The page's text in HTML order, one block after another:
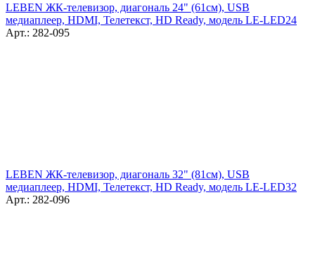
LEBEN ЖК-телевизор, диагональ 24" (61см), USB
медиаплеер, HDMI, Телетекст, HD Ready, модель LE-LED24
Арт.: 282-095
LEBEN ЖК-телевизор, диагональ 32" (81см), USB
медиаплеер, HDMI, Телетекст, HD Ready, модель LE-LED32
Арт.: 282-096